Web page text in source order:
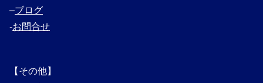
–ブログ
‐お問合せ
【その他】